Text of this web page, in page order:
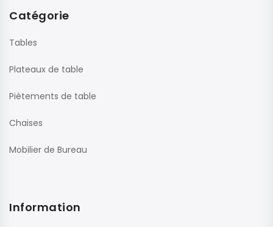
Catégorie
Tables
Plateaux de table
Piètements de table
Chaises
Mobilier de Bureau
Information